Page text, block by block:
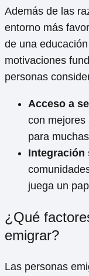
Además de las
entorno más
de una
motivaciones
personas
Acceso a
con mejores
para
Integración
juega un
¿Qué
emigrar?
Las personas